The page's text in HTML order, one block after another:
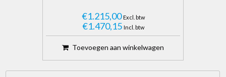
€1.215,00 Excl. btw
€1.470,15 Incl. btw
Toevoegen aan winkelwagen